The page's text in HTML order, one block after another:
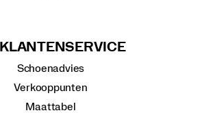
KLANTENSERVICE
Schoenadvies
Verkooppunten
Maattabel